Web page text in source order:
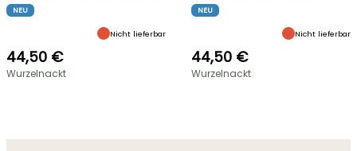
NEU
Nicht lieferbar
44,50 €
Wurzelnackt
NEU
Nicht lieferbar
44,50 €
Wurzelnackt